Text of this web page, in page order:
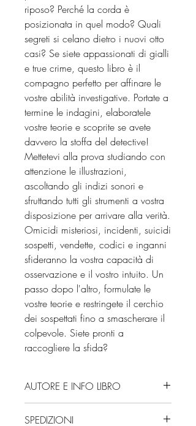
riposo? Perché la corda è
posizionata in quel modo? Quali
segreti si celano dietro i nuovi otto
casi? Se siete appassionati di gialli
e true crime, questo libro è il
compagno perfetto per affinare le
vostre abilità investigative. Portate a
termine le indagini, elaboratele
vostre teorie e scoprite se avete
davvero la stoffa del detective!
Mettetevi alla prova studiando con
attenzione le illustrazioni,
ascoltando gli indizi sonori e
sfruttando tutti gli strumenti a vostra
disposizione per arrivare alla verità.
Omicidi misteriosi, incidenti, suicidi
sospetti, vendette, codici e inganni
sfideranno la vostra capacità di
osservazione e il vostro intuito. Un
passo dopo l'altro, formulate le
vostre teorie e restringete il cerchio
dei sospettati fino a smascherare il
colpevole. Siete pronti a
raccogliere la sfida?
AUTORE E INFO LIBRO
SPEDIZIONI